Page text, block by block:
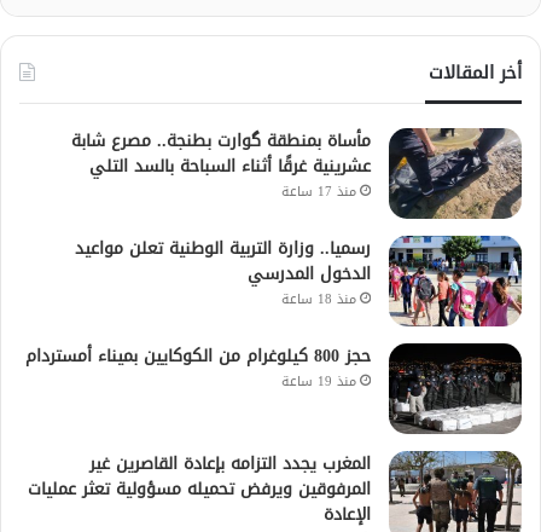
أخر المقالات
مأساة بمنطقة گوارت بطنجة.. مصرع شابة
عشرينية غرقًا أثناء السباحة بالسد التلي
منذ 17 ساعة
رسميا.. وزارة التربية الوطنية تعلن مواعيد
الدخول المدرسي
منذ 18 ساعة
حجز 800 كيلوغرام من الكوكايين بميناء أمستردام
منذ 19 ساعة
المغرب يجدد التزامه بإعادة القاصرين غير
المرفوقين ويرفض تحميله مسؤولية تعثر عمليات
الإعادة